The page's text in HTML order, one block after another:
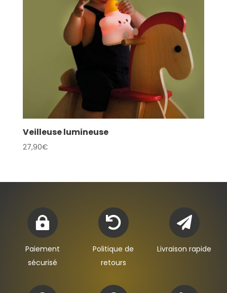
Veilleuse lumineuse
27,90€

Paiement
sécurisé

Politique de
retours

Livraison rapide